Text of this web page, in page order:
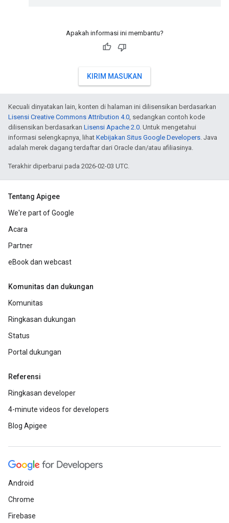
Apakah informasi ini membantu?
KIRIM MASUKAN
Kecuali dinyatakan lain, konten di halaman ini dilisensikan berdasarkan
Lisensi Creative Commons Attribution 4.0, sedangkan contoh kode
dilisensikan berdasarkan Lisensi Apache 2.0. Untuk mengetahui
informasi selengkapnya, lihat Kebijakan Situs Google Developers. Java
adalah merek dagang terdaftar dari Oracle dan/atau afiliasinya.
Terakhir diperbarui pada 2026-02-03 UTC.
Tentang Apigee
We're part of Google
Acara
Partner
eBook dan webcast
Komunitas dan dukungan
Komunitas
Ringkasan dukungan
Status
Portal dukungan
Referensi
Ringkasan developer
4-minute videos for developers
Blog Apigee
Android
Chrome
Firebase